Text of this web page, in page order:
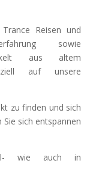
Reisen und
sowie
aus altem
auf unsere
zu finden und sich
sich entspannen
wie auch in